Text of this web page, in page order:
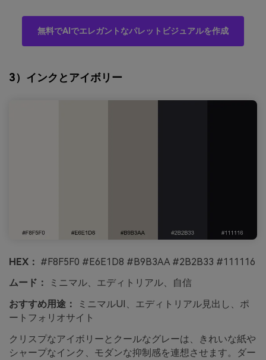
無料でAIでエレガントなパレットビジュアルを作成
3）インクとアイボリー
HEX： #F8F5F0 #E6E1D8 #B9B3AA #2B2B33 #111116
ムード：
ミニマル、エディトリアル、自信
おすすめ用途：
ミニマルUI、エディトリアル見出し、ポ
ートフォリオサイト
クリスプなアイボリーとクールなグレーは、きれいな紙や
シャープなインク、モダンな抑制感を連想させます。ダー